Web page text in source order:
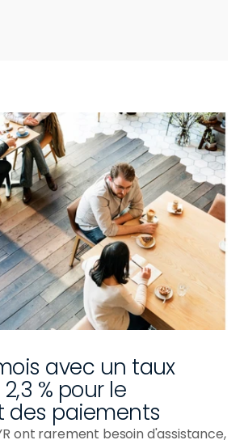
avec un taux
% pour le
des paiements
ont rarement besoin d'assistance,